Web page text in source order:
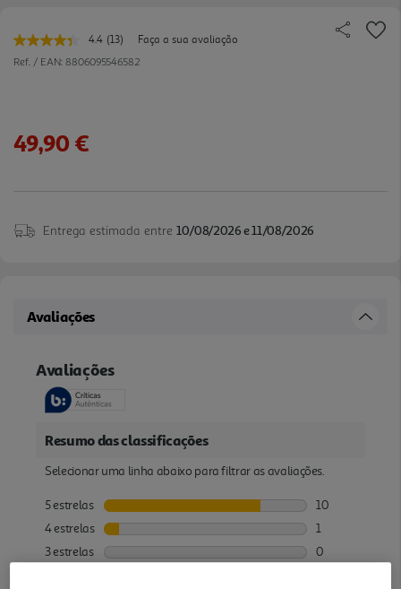
4.4 Leu
13
(13)
Faça a sua avaliação
Ref. / EAN: 8806095546582
49,90 €
Entrega estimada entre 10/08/2026 e 11/08/2026
Avaliações